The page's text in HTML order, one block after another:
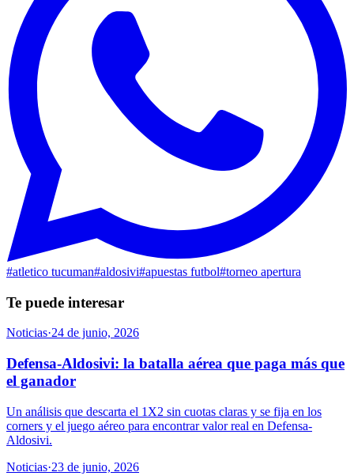
#atletico tucuman#aldosivi#apuestas futbol#torneo apertura
Te puede interesar
Noticias·24 de junio, 2026
Defensa-Aldosivi: la batalla aérea que paga más que
el ganador
Un análisis que descarta el 1X2 sin cuotas claras y se fija en los
corners y el juego aéreo para encontrar valor real en Defensa-
Aldosivi.
Noticias·23 de junio, 2026